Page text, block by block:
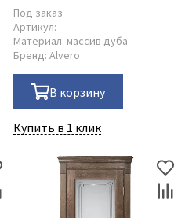
Под заказ
Артикул:
Материал: массив дуба
Бренд: Alvero
В корзину
Купить в 1 клик